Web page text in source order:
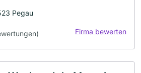
Pegau
Firma bewerten